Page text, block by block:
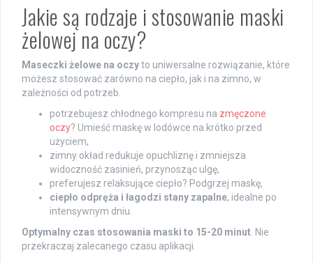
Jakie są rodzaje i stosowanie maski
żelowej na oczy?
Maseczki żelowe na oczyto uniwersalne rozwiązanie, które
możesz stosować zarówno na ciepło, jak i na zimno, w
zależności od potrzeb.
potrzebujesz chłodnego kompresu na zmęczone
oczy? Umieść maskę w lodówce na krótko przed
użyciem,
zimny okład redukuje opuchliznę i zmniejsza
widoczność zasinień, przynosząc ulgę,
preferujesz relaksujące ciepło? Podgrzej maskę,
ciepło odpręża i łagodzi stany zapalne, idealne po
intensywnym dniu.
Optymalny czas stosowania maski to 15-20 minut. Nie
przekraczaj zalecanego czasu aplikacji.